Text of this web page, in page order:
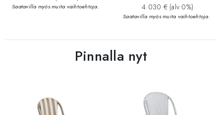
Saatavilla myös muita vaihtoehtoja.
4 030 € (alv 0%)
Saatavilla myös muita vaihtoehtoja.
Pinnalla nyt